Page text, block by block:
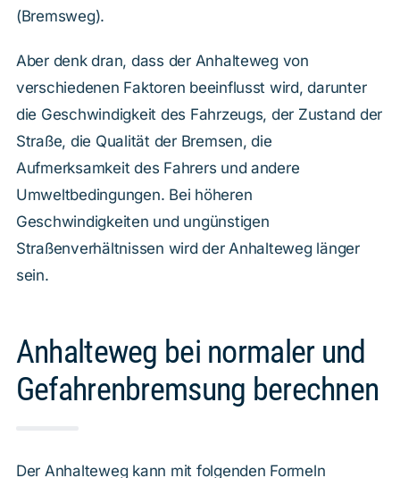
(Bremsweg).
Aber denk dran, dass der Anhalteweg von
verschiedenen Faktoren beeinflusst wird, darunter
die Geschwindigkeit des Fahrzeugs, der Zustand der
Straße, die Qualität der Bremsen, die
Aufmerksamkeit des Fahrers und andere
Umweltbedingungen. Bei höheren
Geschwindigkeiten und ungünstigen
Straßenverhältnissen wird der Anhalteweg länger
sein.
Anhalteweg bei normaler und
Gefahrenbremsung berechnen
Der Anhalteweg kann mit folgenden Formeln